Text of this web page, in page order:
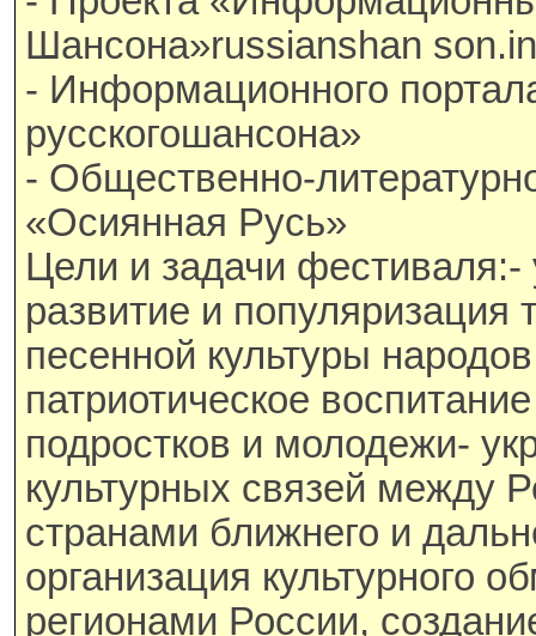
Шансона»russianshan
- Информационного
русскогошансона»
- Общественно-
«Осиянная Русь»
Цели и задачи фестиваля:-
развитие и популяризация
песенной культуры
патриотическое
подростков и молодежи-
культурных связей между
странами ближнего и
организация культурного
регионами России,